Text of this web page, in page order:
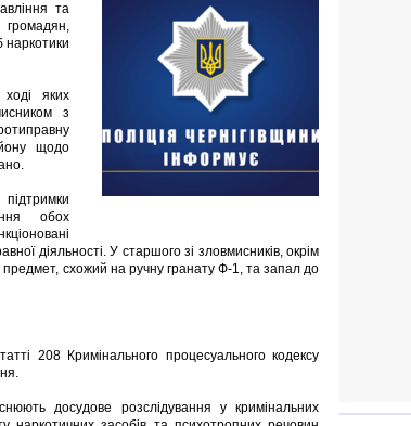
та
громадян,
наркотики
яких
з
щодо
обох
діяльності. У старшого зі зловмисників, окрім
предмет, схожий на ручну гранату Ф-1, та запал до
208 Кримінального процесуального кодексу
досудове розслідування у кримінальних